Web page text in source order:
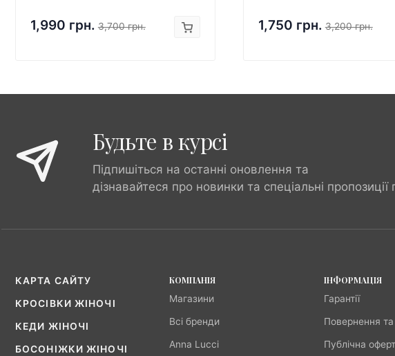
1,990 грн. 3,700 грн. 1,750 грн. 3,200 грн.
Будьте в курсі
Підпишіться на останні оновлення та
дізнавайтеся про новинки та спеціальні
КАРТА САЙТУ
КРОСІВКИ ЖІНОЧІ
КЕДИ ЖІНОЧІ
БОСОНІЖКИ ЖІНОЧІ
КОМПАНІЯ
Магазини
Всі бренди
Anna Lucci
ІНФОРМАЦІЯ
Гарантії
Повернення та
Публічна